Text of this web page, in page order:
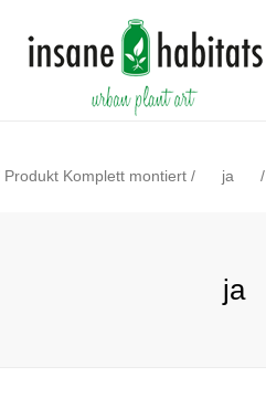
Produkt Komplett montiert / ja /
ja